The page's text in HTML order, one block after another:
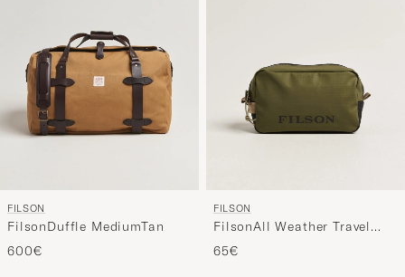
FILSON
FilsonDuffle MediumTan
600€
FILSON
FilsonAll Weather Travel
PackOlive
65€